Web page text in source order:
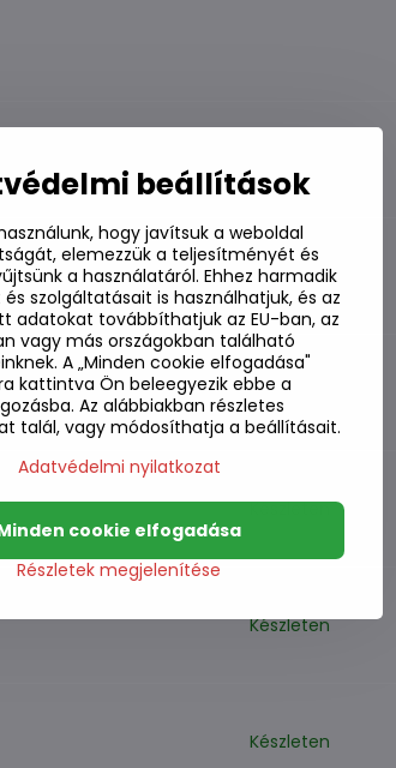
Készleten
Készleten
Készleten
Készleten
Készleten
beállítások
hogy javítsuk a weboldal
elemezzük a teljesítményét és
a használatáról. Ehhez harmadik
szolgáltatásait is használhatjuk, és az
adatokat továbbíthatjuk az EU-ban, az
vagy más országokban található
A „Minden cookie elfogadása"
kattintva Ön beleegyezik ebbe a
Az alábbiakban részletes
talál, vagy módosíthatja a beállításait.
Adatvédelmi nyilatkozat
Részletek megjelenítése
cookie elfogadása